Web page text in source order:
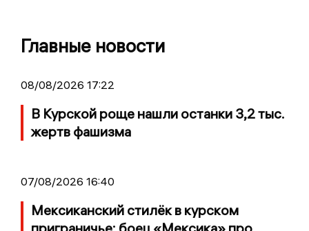
Главные новости
08/08/2026 17:22
В Курской роще нашли останки 3,2 тыс.
жертв фашизма
07/08/2026 16:40
Мексиканский стилёк в курском